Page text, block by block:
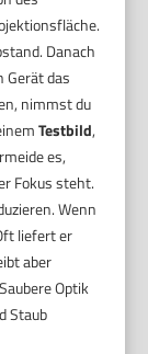
Danach
Gerät das
nimmst du
Testbild,
es,
Fokus steht.
Wenn
liefert er
aber
Optik
Staub